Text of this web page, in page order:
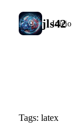
jls42
Início
Tags: latex